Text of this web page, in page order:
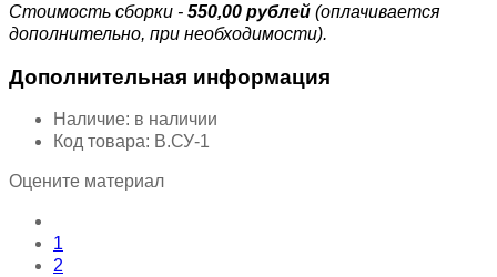
Стоимость сборки - 550,00 рублей (оплачивается
дополнительно, при необходимости).
Дополнительная информация
Наличие: в наличии
Код товара: В.СУ-1
Оцените материал
1
2